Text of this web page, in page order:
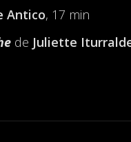
Antico, 17 min
de Juliette